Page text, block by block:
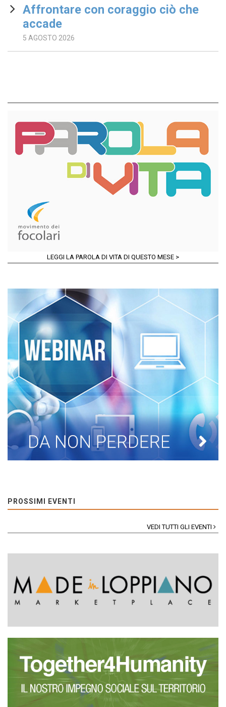
Affrontare con coraggio ciò che
accade
5 AGOSTO 2026
LEGGI LA PAROLA DI VITA DI QUESTO MESE >
PROSSIMI EVENTI
VEDI TUTTI GLI EVENTI